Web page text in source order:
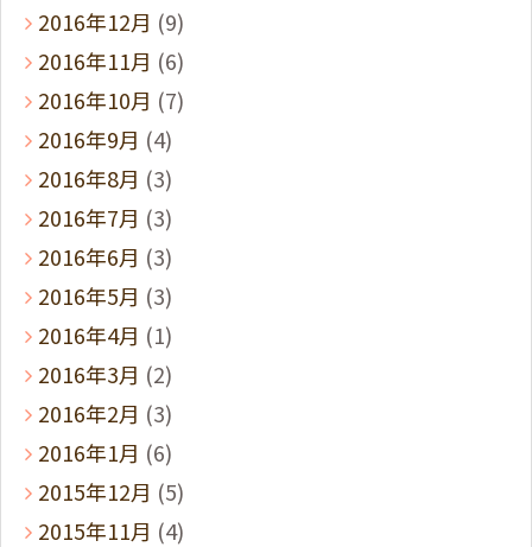
2016年12月 (9)
2016年11月 (6)
2016年10月 (7)
2016年9月 (4)
2016年8月 (3)
2016年7月 (3)
2016年6月 (3)
2016年5月 (3)
2016年4月 (1)
2016年3月 (2)
2016年2月 (3)
2016年1月 (6)
2015年12月 (5)
2015年11月 (4)